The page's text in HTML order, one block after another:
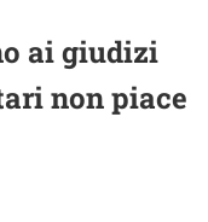
ai giudizi
non piace